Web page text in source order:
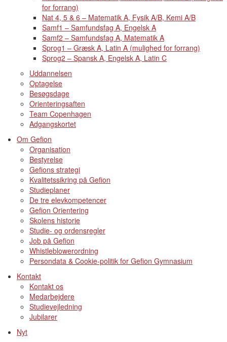
for forrang)
Nat 4, 5 & 6 – Matematik A, Fysik A/B, Kemi A/B
Samf1 – Samfundsfag A, Engelsk A
Samf2 – Samfundsfag A, Matematik A
Sprog1 – Græsk A, Latin A (mulighed for forrang)
Sprog2 – Spansk A, Engelsk A, Latin C
Uddannelsen
Optagelse
Besøgsdage
Orienteringsaften
Team Copenhagen
Adgangskortet
Om Gefion
Organisation
Bestyrelse
Gefions strategi
Kvalitetssikring på Gefion
Studieplaner
De tre elevkompetencer
Gefion Orientering
Skolens historie
Studie- og ordensregler
Job på Gefion
Whistleblowerordning
Persondata & Cookie-politik for Gefion Gymnasium
Kontakt
Kontakt os
Medarbejdere
Studievejledning
Jubilarer
Nyt